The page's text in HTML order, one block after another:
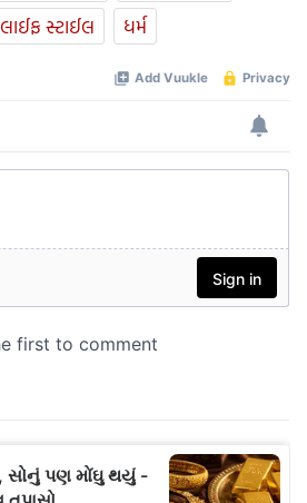
લાઈફ સ્ટાઈલ ધર્મ